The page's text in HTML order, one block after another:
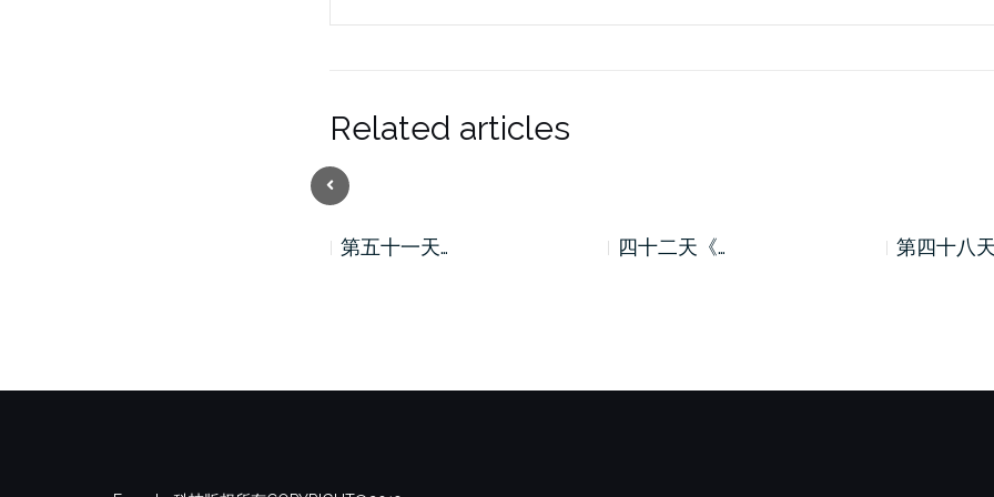
Related articles
Previous
第五十一天… 四十二天《… 第四十八